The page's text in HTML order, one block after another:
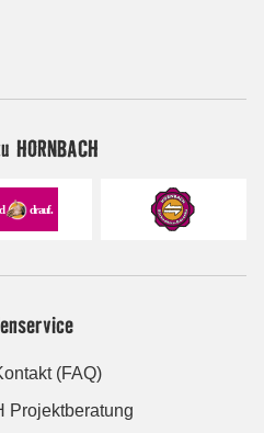
HORNBACH
(FAQ)
Projektberatung